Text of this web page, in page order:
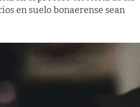
en suelo bonaerense sean